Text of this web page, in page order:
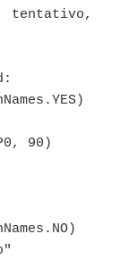
90)